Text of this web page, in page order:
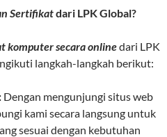
Sertifikatdari LPK Global?
komputer secara onlinedari LPK
langkah-langkah berikut:
Dengan mengunjungi situs web
kami secara langsung untuk
sesuai dengan kebutuhan